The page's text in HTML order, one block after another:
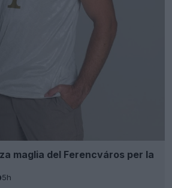
maglia del Ferencváros per la
5h